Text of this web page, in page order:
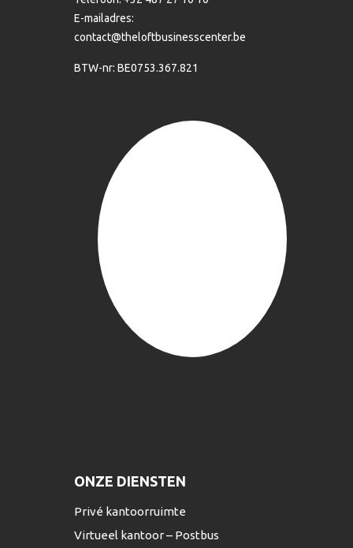
E-mailadres:
contact@theloftbusinesscenter.be
BTW-nr: BE0753.367.821
ONZE DIENSTEN
Privé kantoorruimte
Virtueel kantoor – Postbus